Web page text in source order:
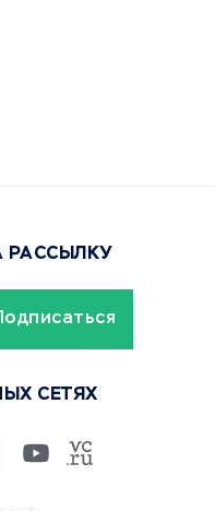
РАССЫЛКУ
СЕТЯХ